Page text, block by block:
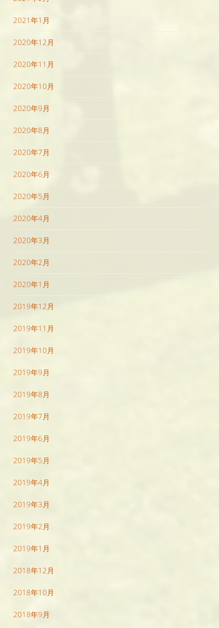
2021年1月
2020年12月
2020年11月
2020年10月
2020年9月
2020年8月
2020年7月
2020年6月
2020年5月
2020年4月
2020年3月
2020年2月
2020年1月
2019年12月
2019年11月
2019年10月
2019年9月
2019年8月
2019年7月
2019年6月
2019年5月
2019年4月
2019年3月
2019年2月
2019年1月
2018年12月
2018年10月
2018年9月